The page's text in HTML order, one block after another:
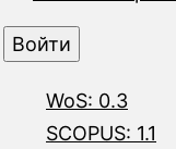
WoS: 0.3
SCOPUS: 1.1